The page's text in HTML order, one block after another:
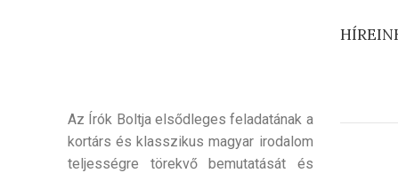
Az Írók Boltja elsődleges feladatának a
kortárs és klasszikus magyar irodalom
teljességre törekvő bemutatását és